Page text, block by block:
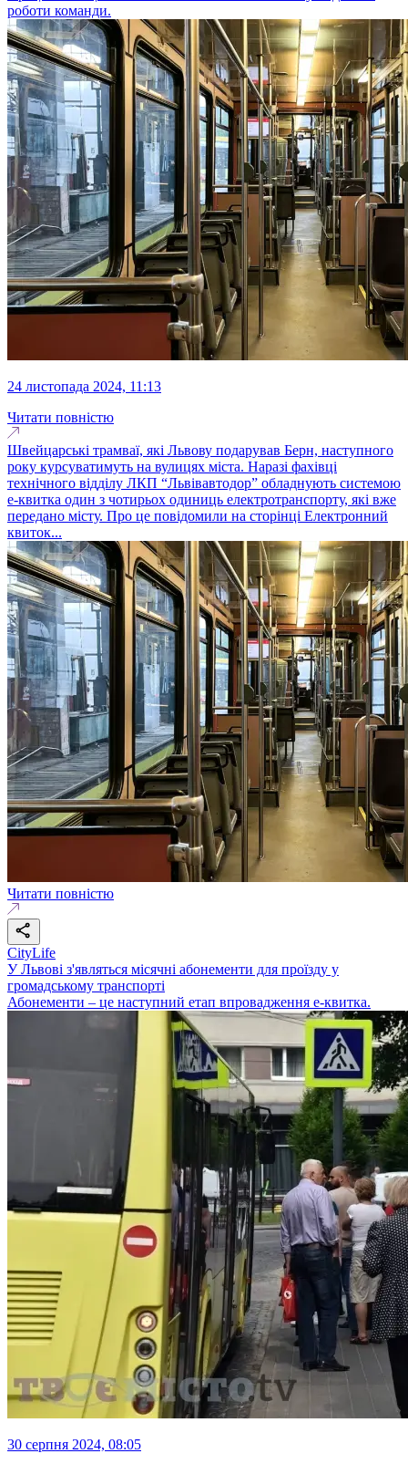
роботи команди.
24 листопада 2024, 11:13
Читати повністю
Швейцарські трамваї, які Львову подарував Берн, наступного
року курсуватимуть на вулицях міста. Наразі фахівці
технічного відділу ЛКП “Львівавтодор” обладнують системою
е-квитка один з чотирьох одиниць електротранспорту, які вже
передано місту. Про це повідомили на сторінці Електронний
квиток...
Читати повністю
CityLife
У Львові з'являться місячні абонементи для проїзду у
громадському транспорті
Абонементи – це наступний етап впровадження е-квитка.
30 серпня 2024, 08:05